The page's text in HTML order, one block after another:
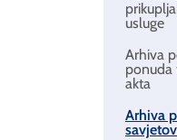
usluge
Arhiva
ponuda
akta
Arhiva